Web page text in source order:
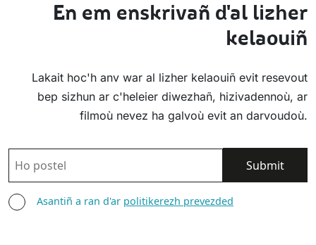
En em enskrivañ d'al lizher
kelaouiñ
Lakait hoc'h anv war al lizher kelaouiñ evit resevout
bep sizhun ar c'heleier diwezhañ, hizivadennoù, ar
filmoù nevez ha galvoù evit an darvoudoù.
POSTEL
ASANTIÑAsantiñ a ran d'ar politikerezh prevezded